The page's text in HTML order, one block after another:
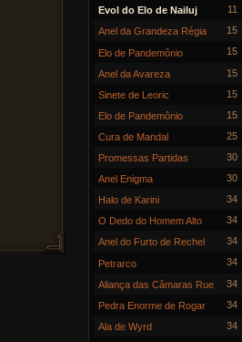
Evol do Elo de Nailuj 11
Anel da Grandeza Régia 15
Elo de Pandemônio 15
Anel da Avareza 15
Sinete de Leoric 15
Elo de Pandemônio 15
Cura de Mandal 25
Promessas Partidas 30
Anel Enigma 30
Halo de Karini 34
O Dedo do Homem Alto 34
Anel do Furto de Rechel 34
Petrarco 34
Aliança das Câmaras Rue 34
Pedra Enorme de Rogar 34
Ala de Wyrd 34